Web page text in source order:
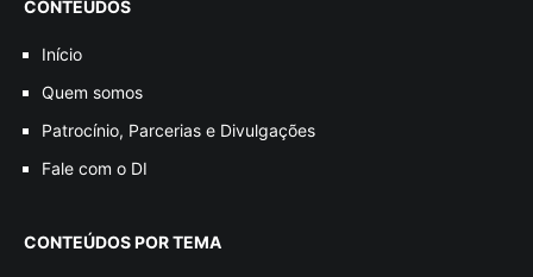
CONTEÚDOS
Início
Quem somos
Patrocínio, Parcerias e Divulgações
Fale com o DI
CONTEÚDOS POR TEMA